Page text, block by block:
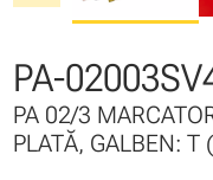
PA-
PA 02/3
PLATĂ, GALBEN: T